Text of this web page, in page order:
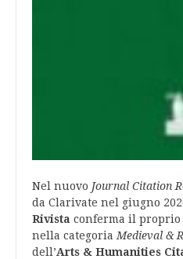
Nel nuovo Journal Citation
da Clarivate nel giugno
Rivista conferma il
nella categoria Medieval &
dell’Arts & Humanities